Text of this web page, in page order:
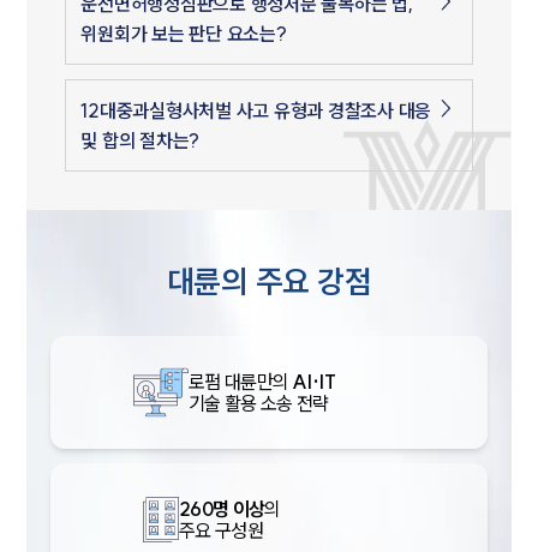
위원회가 보는 판단 요소는?
12대중과실형사처벌 사고 유형과 경찰조사 대응
및 합의 절차는?
대륜의 주요 강점
로펌 대륜만의 AI·IT
기술 활용 소송 전략
260명 이상의
주요 구성원